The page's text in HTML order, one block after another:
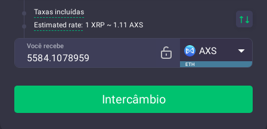
Taxas incluídas
Estimated rate: 1 XRP ~ 1.11 AXS
Você recebe
ETH
AXS
Intercâmbio